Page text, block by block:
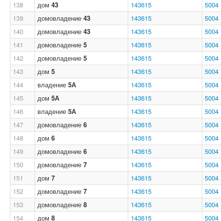
138 дом 43 143615
5004
139
домовладение 43 143615
5004
140
домовладение 43 143615
5004
141
домовладение 5 143615
5004
142
домовладение 5 143615
5004
143
дом 5 143615
5004
144
владение 5А 143615
5004
145
дом 5А 143615
5004
146
владение 5А 143615
5004
147
домовладение 6 143615
5004
148
дом 6 143615
5004
149
домовладение 6 143615
5004
150
домовладение 7 143615
5004
151
дом 7 143615
5004
152
домовладение 7 143615
5004
153
домовладение 8 143615
5004
154
дом 8 143615 5004